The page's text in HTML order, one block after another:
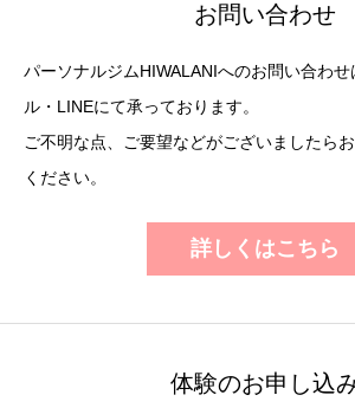
お問い合わせ
パーソナルジムHIWALANIへのお問い合わ
ル・LINEにて承っております。
ご不明な点、ご要望などがございましたら
ください。
詳しくはこちら
体験のお申し込